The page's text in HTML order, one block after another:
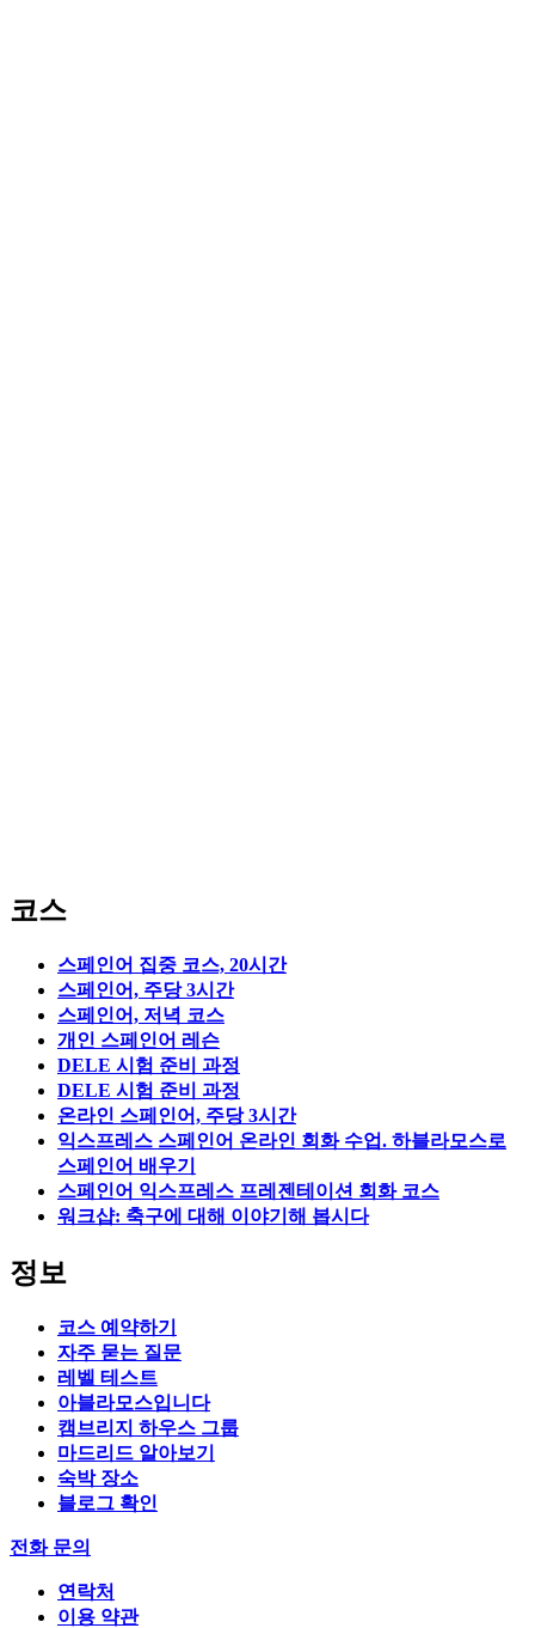
코스
스페인어 집중 코스, 20시간
스페인어, 주당 3시간
스페인어, 저녁 코스
개인 스페인어 레슨
DELE 시험 준비 과정
DELE 시험 준비 과정
온라인 스페인어, 주당 3시간
익스프레스 스페인어 온라인 회화 수업. 하블라모스로
스페인어 배우기
스페인어 익스프레스 프레젠테이션 회화 코스
워크샵: 축구에 대해 이야기해 봅시다
정보
코스 예약하기
자주 묻는 질문
레벨 테스트
아블라모스입니다
캠브리지 하우스 그룹
마드리드 알아보기
숙박 장소
블로그 확인
전화 문의
연락처
이용 약관